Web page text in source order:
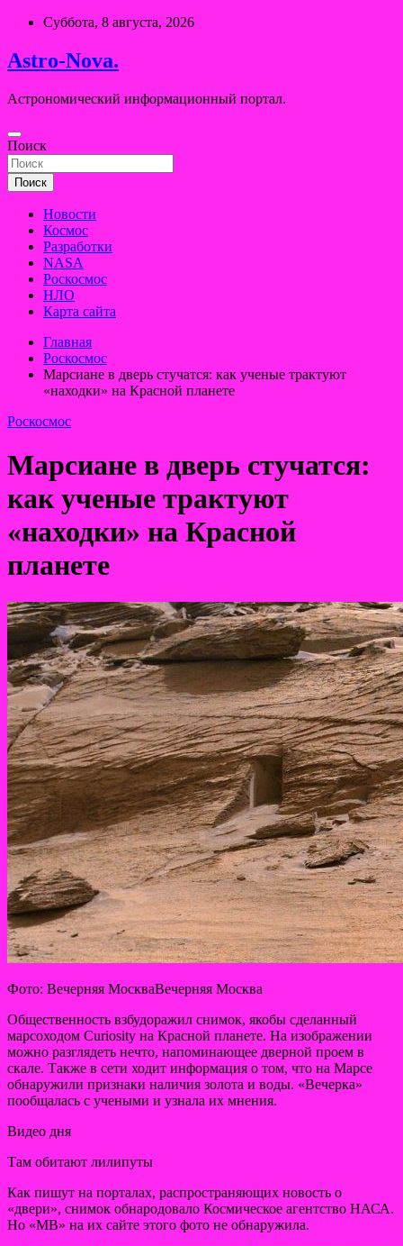
Перейти
содержимому
Суббота, 8 августа, 2026
Astro-Nova.
Астрономический информационный портал.
Поиск
Поиск
Новости
Космос
Разработки
NASA
Роскосмос
НЛО
Карта сайта
Главная
Роскосмос
Марсиане в дверь стучатся: как ученые трактуют
«находки» на Красной планете
Роскосмос
Марсиане в дверь стучатся:
как ученые трактуют
«находки» на Красной
планете
Фото: Вечерняя МоскваВечерняя Москва
Общественность взбудоражил снимок, якобы сделанный
марсоходом Curiosity на Красной планете. На изображении
можно разглядеть нечто, напоминающее дверной проем в
скале. Также в сети ходит информация о том, что на Марсе
обнаружили признаки наличия золота и воды. «Вечерка»
пообщалась с учеными и узнала их мнения.
Видео дня
Там обитают лилипуты
Как пишут на порталах, распространяющих новость о
«двери», снимок обнародовало Космическое агентство НАСА.
Но «МВ» на их сайте этого фото не обнаружила.